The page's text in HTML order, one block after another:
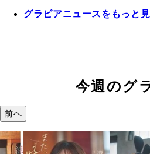
グラビアニュースをもっと
今週のグ
前へ